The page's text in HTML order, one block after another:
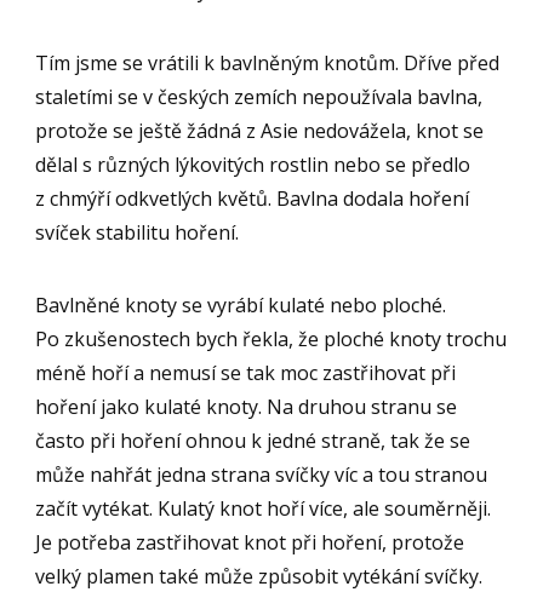
Tím jsme se vrátili k bavlněným knotům. Dříve před
staletími se v českých zemích nepoužívala bavlna,
protože se ještě žádná z Asie nedovážela, knot se
dělal s různých lýkovitých rostlin nebo se předlo
z chmýří odkvetlých květů. Bavlna dodala hoření
svíček stabilitu hoření.
Bavlněné knoty se vyrábí kulaté nebo ploché.
Po zkušenostech bych řekla, že ploché knoty trochu
méně hoří a nemusí se tak moc zastřihovat při
hoření jako kulaté knoty. Na druhou stranu se
často při hoření ohnou k jedné straně, tak že se
může nahřát jedna strana svíčky víc a tou stranou
začít vytékat. Kulatý knot hoří více, ale souměrněji.
Je potřeba zastřihovat knot při hoření, protože
velký plamen také může způsobit vytékání svíčky.